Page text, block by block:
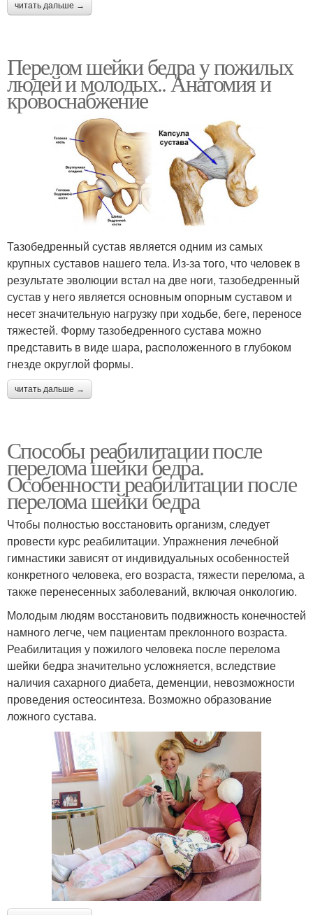
читать дальше →
Перелом шейки бедра у пожилых
людей и молодых.. Анатомия и
кровоснабжение
Тазобедренный сустав является одним из самых
крупных суставов нашего тела. Из-за того, что человек в
результате эволюции встал на две ноги, тазобедренный
сустав у него является основным опорным суставом и
несет значительную нагрузку при ходьбе, беге, переносе
тяжестей. Форму тазобедренного сустава можно
представить в виде шара, расположенного в глубоком
гнезде округлой формы.
читать дальше →
Способы реабилитации после
перелома шейки бедра.
Особенности реабилитации после
перелома шейки бедра
Чтобы полностью восстановить организм, следует
провести курс реабилитации. Упражнения лечебной
гимнастики зависят от индивидуальных особенностей
конкретного человека, его возраста, тяжести перелома, а
также перенесенных заболеваний, включая онкологию.
Молодым людям восстановить подвижность конечностей
намного легче, чем пациентам преклонного возраста.
Реабилитация у пожилого человека после перелома
шейки бедра значительно усложняется, вследствие
наличия сахарного диабета, деменции, невозможности
проведения остеосинтеза. Возможно образование
ложного сустава.